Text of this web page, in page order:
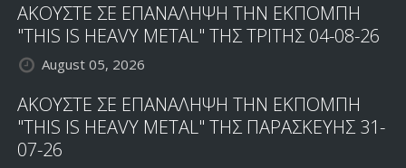
ΑΚΟΥΣΤΕ ΣΕ ΕΠΑΝΑΛΗΨΗ ΤΗΝ ΕΚΠΟΜΠΗ
"THIS IS HEAVY METAL" ΤΗΣ ΤΡΙΤΗΣ 04-08-26
August 05, 2026
ΑΚΟΥΣΤΕ ΣΕ ΕΠΑΝΑΛΗΨΗ ΤΗΝ ΕΚΠΟΜΠΗ
"THIS IS HEAVY METAL" ΤΗΣ ΠΑΡΑΣΚΕΥΗΣ 31-
07-26